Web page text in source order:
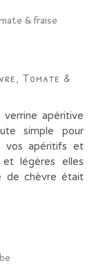
Tomate &
apéritive
simple pour
vos apéritifs et
et légères elles
de chèvre était